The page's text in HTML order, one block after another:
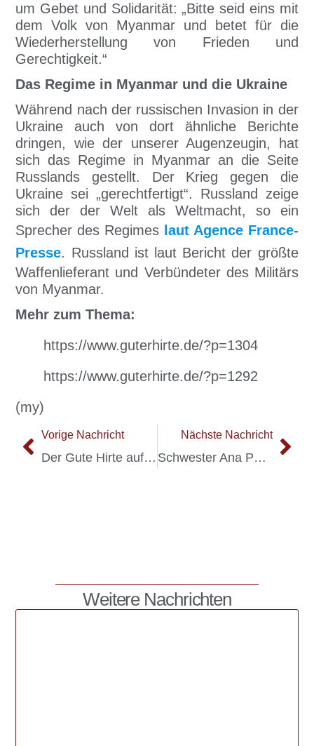
um Gebet und Solidarität: „Bitte seid eins mit
dem Volk von Myanmar und betet für die
Wiederherstellung von Frieden und
Gerechtigkeit.“
Das Regime in Myanmar und die Ukraine
Während nach der russischen Invasion in der
Ukraine auch von dort ähnliche Berichte
dringen, wie der unserer Augenzeugin, hat
sich das Regime in Myanmar an die Seite
Russlands gestellt. Der Krieg gegen die
Ukraine sei „gerechtfertigt“. Russland zeige
sich der der Welt als Weltmacht, so ein
Sprecher des Regimes laut Agence France-
Presse. Russland ist laut Bericht der größte
Waffenlieferant und Verbündeter des Militärs
von Myanmar.
Mehr zum Thema:
https://www.guterhirte.de/?p=1304
https://www.guterhirte.de/?p=1292
(my)
Vorige Nachricht
Der Gute Hirte auf Facebook
Nächste Nachricht
Schwester Ana Pepaj: Erste Schwester vom Guten Hirten aus Albanien
Weitere Nachrichten